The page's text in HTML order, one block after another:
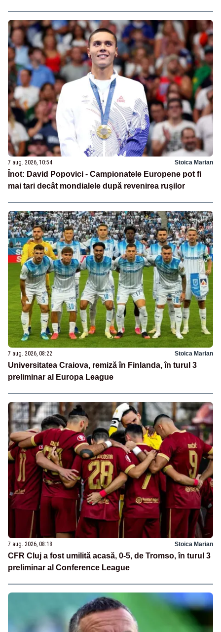
7 aug. 2026, 10:54 Stoica Marian
Înot: David Popovici - Campionatele Europene pot fi
mai tari decât mondialele după revenirea rușilor
7 aug. 2026, 08:22 Stoica Marian
Universitatea Craiova, remiză în Finlanda, în turul 3
preliminar al Europa League
7 aug. 2026, 08:18 Stoica Marian
CFR Cluj a fost umilită acasă, 0-5, de Tromso, în turul 3
preliminar al Conference League